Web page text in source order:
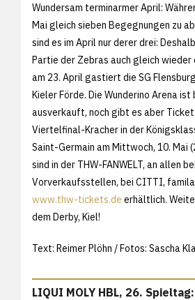
Wundersam terminarmer April:
Mai gleich sieben Begegnungen zu
sind es im April nur derer drei:
Partie der Zebras auch gleich wieder
am 23. April gastiert die SG
Kieler Förde. Die Wunderino Arena ist
ausverkauft, noch gibt es aber
Viertelfinal-Kracher in der
Saint-Germain am Mittwoch, 10. Mai
sind in der THW-FANWELT, an allen
Vorverkaufsstellen, bei CITTI,
www.thw-tickets.de erhältlich.
dem Derby, Kiel!
Text: Reimer Plöhn / Fotos: Sascha
LIQUI MOLY HBL, 26.